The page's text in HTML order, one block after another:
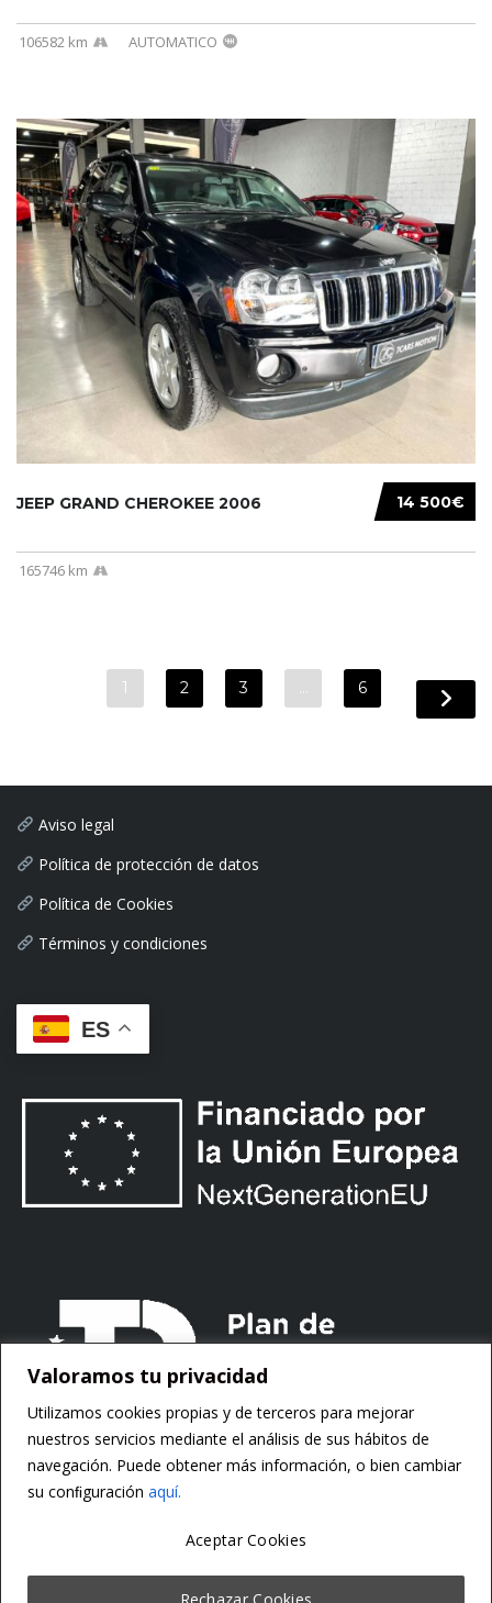
Valoramos tu privacidad
Utilizamos cookies propias y de terceros para mejorar
nuestros servicios mediante el análisis de sus hábitos de
navegación. Puede obtener más información, o bien cambiar
su conﬁguración aquí.
Rechazar Cookies
Aceptar Cookies
106582 km AUTOMATICO
14 500€
JEEP GRAND CHEROKEE 2006
165746 km
1 2 3 … 6
Aviso legal
Política de protección de datos
Política de Cookies
Términos y condiciones
ES